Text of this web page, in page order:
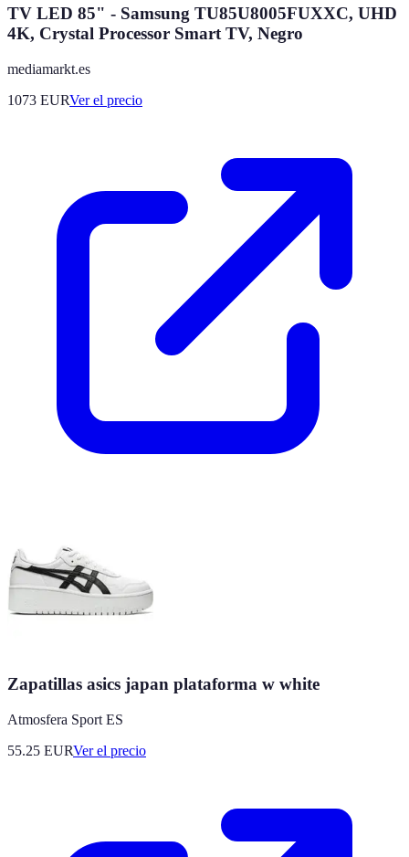
TV LED 85" - Samsung TU85U8005FUXXC, UHD
4K, Crystal Processor Smart TV, Negro
mediamarkt.es
1073 EURVer el precio
Zapatillas asics japan plataforma w white
Atmosfera Sport ES
55.25 EURVer el precio